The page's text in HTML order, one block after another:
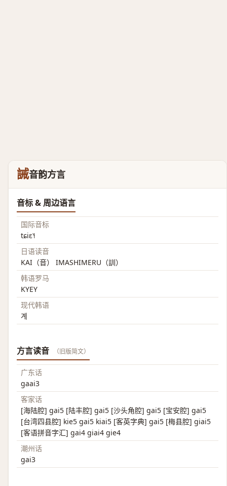
誡音韵方言
音标 & 周边语言
国际音标
tɕiɛ˥˧
日语读音
KAI（音） IMASHIMERU（訓）
韩语罗马
KYEY
现代韩语
계
方言读音 （旧版简文）
广东话
gaai3
客家话
[海陆腔] gai5 [陆丰腔] gai5 [沙头角腔] gai5 [宝安腔] gai5
[台湾四县腔] kie5 gai5 kiai5 [客英字典] gai5 [梅县腔] giai5
[客语拼音字汇] gai4 giai4 gie4
潮州话
gai3